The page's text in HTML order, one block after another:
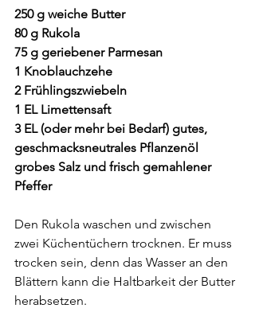
250 g weiche Butter
80 g Rukola
75 g geriebener Parmesan
1 Knoblauchzehe
2 Frühlingszwiebeln
1 EL Limettensaft
3 EL (oder mehr bei Bedarf) gutes,
geschmacksneutrales Pflanzenöl
grobes Salz und frisch gemahlener
Pfeffer
Den Rukola waschen und zwischen
zwei Küchentüchern trocknen. Er muss
trocken sein, denn das Wasser an den
Blättern kann die Haltbarkeit der Butter
herabsetzen.